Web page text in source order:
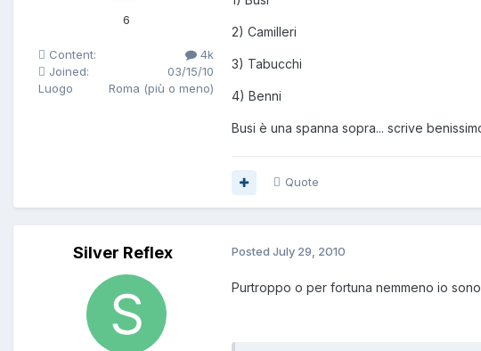
6
Content:
4k
Joined:
03/15/10
Luogo
Roma (più o meno)
2) Camilleri
3) Tabucchi
4) Benni
Busi è una spanna sopra... scrive
Quote
Silver Reflex Posted July 29, 2010
Purtroppo o per fortuna nemmeno io